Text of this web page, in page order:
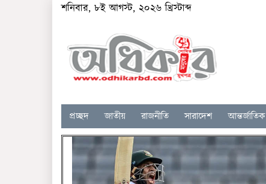
শনিবার, ৮ই আগস্ট, ২০২৬ খ্রিস্টাব্দ
প্রচ্ছদ জাতীয় রাজনীতি সারাদেশ আন্তর্জাতিক